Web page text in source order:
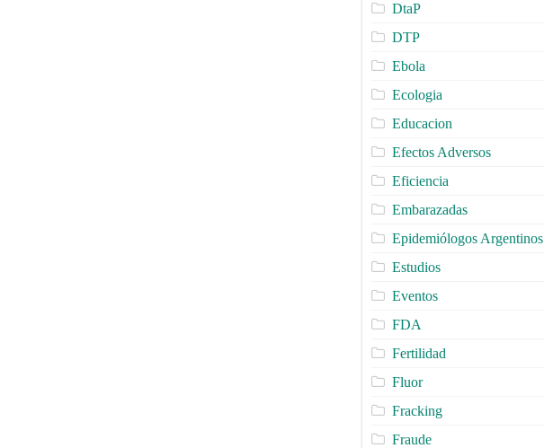
DtaP
DTP
Ebola
Ecologia
Educacion
Efectos Adversos
Eficiencia
Embarazadas
Epidemiólogos Argentinos
Estudios
Eventos
FDA
Fertilidad
Fluor
Fracking
Fraude